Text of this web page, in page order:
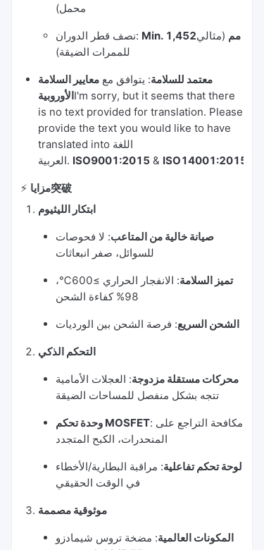
محمل)
نصف قطر الدوران: Min. 1,452مم (مثالي
للممرات الضيقة)
معتمد للسلامة: يتوافق مع معايير السلامة
الأوروبيةI'm sorry, but it seems that there
is no text provided for translation. Please
provide the text you would like to have
translated into اللغة
العربية. ISO9001:2015 & ISO14001:2015
⚡️
مزايا突破
ابتكار الليثيوم
صيانة خالية من المتاعب: لا فحوصات
للسوائل، صفر انبعاثات
تميز السلامة
: الانفجار الحراري ≥600℃،
98% كفاءة الشحن
الشحن السريع: فرصة الشحن بين الورديات
التحكم الذكي
محركات مستقلة مزدوجة: العجلات الأمامية
تتجه بشكل منفصل للمساحات الضيقة
وحدة تحكم MOSFET: مكافحة التراجع على
المنحدرات، الكبح المتجدد
لوحة تحكم تفاعلية: مراقبة البطارية/الأخطاء
في الوقت الحقيقي
موثوقية مصممة
المكونات العالمية: مضخة تروس شيمادزو